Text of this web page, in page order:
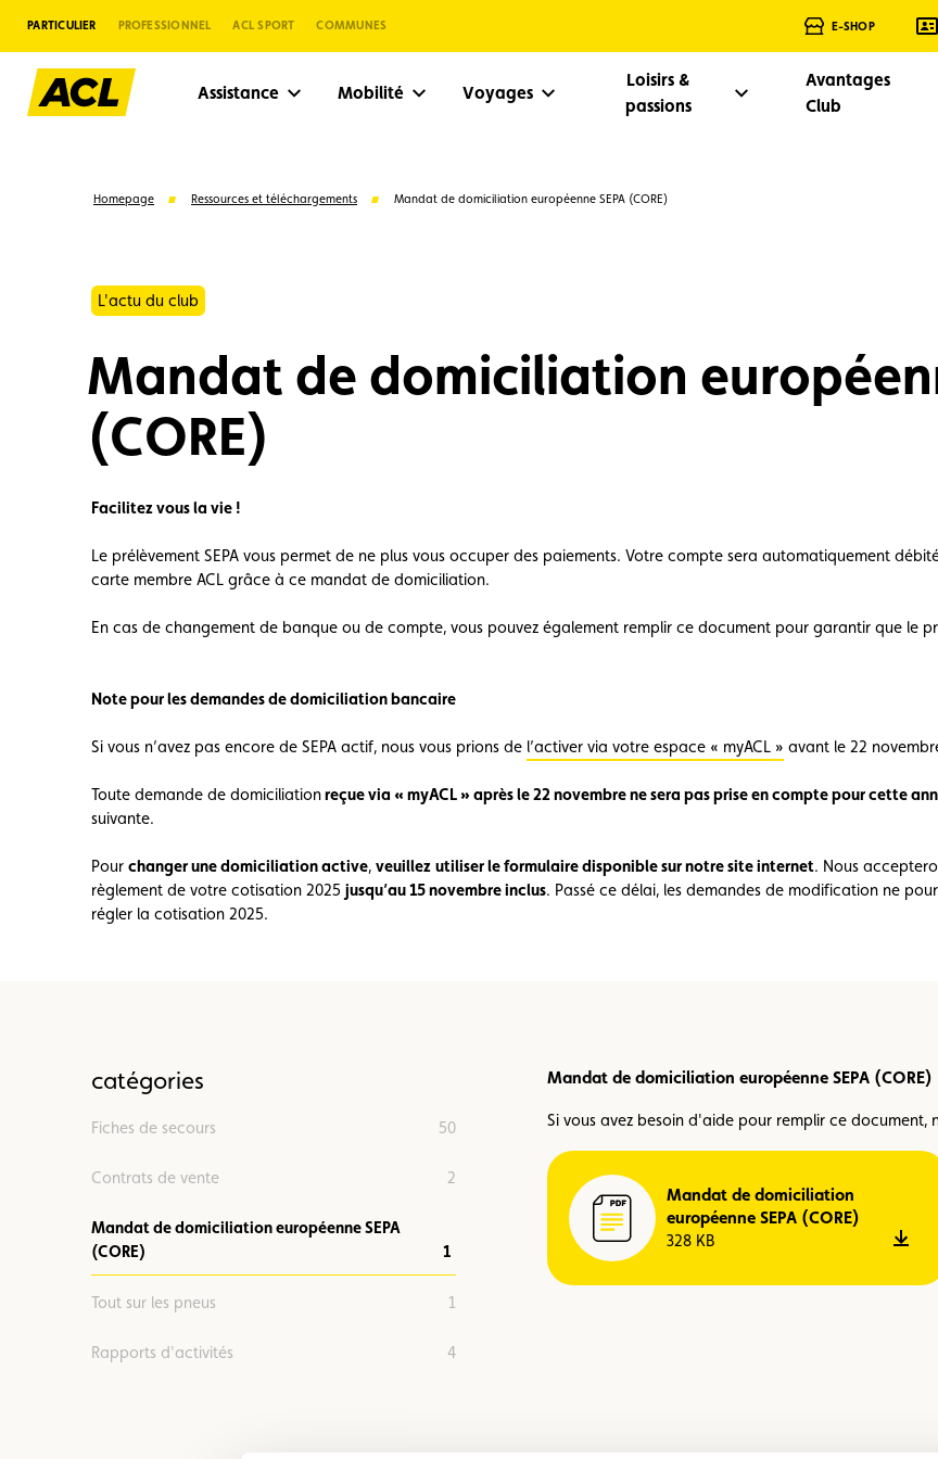
PARTICULIER PROFESSIONNEL ACL SPORT COMMUNES E-SHOP
Assistance Mobilité Voyages
Loisirs &
passions
Avantages
Club
Suggestions
Carte membre
Homepage Ressources et téléchargements Mandat de domiciliation européenne SEPA (CORE)
L'actu du club
Mandat de domiciliation
(CORE)
Facilitez vous la vie !
Le prélèvement SEPA vous permet de ne plus vous occuper des paiements. Votre compte sera automatiquement
carte membre ACL grâce à ce mandat de domiciliation.
En cas de changement de banque ou de compte, vous pouvez également remplir ce document pour garantir que le
Note pour les demandes de domiciliation bancaire
Si vous n’avez pas encore de SEPA actif, nous vous prions de l’activer via votre espace « myACL » avant le 22
Toute demande de domiciliationreçue via « myACL » après le 22 novembre ne sera pas prise en compte pour cette
suivante.
Pour changer une domiciliation active, veuillez utiliser le formulaire disponible sur notre site internet. Nous
règlement de votre cotisation 2025 jusqu’au 15 novembre inclus. Passé ce délai, les demandes de modification ne
régler la cotisation 2025.
catégories
Fiches de secours 50
Contrats de vente 2
Mandat de domiciliation européenne SEPA
(CORE)
1
Tout sur les pneus 1
Rapports d'activités 4
Mandat de domiciliation européenne SEPA (CORE)
Si vous avez besoin d'aide pour remplir ce document,
Mandat de domiciliation
européenne SEPA (CORE)
328 KB